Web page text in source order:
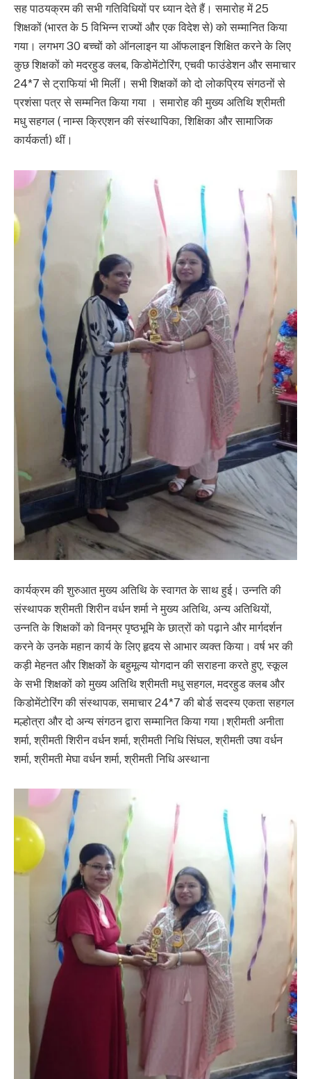
सह पाठयक्रम की सभी गतिविधियों पर ध्यान देते हैं। समारोह में 25
शिक्षकों (भारत के 5 विभिन्न राज्यों और एक विदेश से) को सम्मानित किया
गया। लगभग 30 बच्चों को ऑनलाइन या ऑफलाइन शिक्षित करने के लिए
कुछ शिक्षकों को मदरहुड क्लब, किडोमेंटोरिंग, एचवी फाउंडेशन और समाचार
24*7 से ट्राफियां भी मिलीं। सभी शिक्षकों को दो लोकप्रिय संगठनों से
प्रशंसा पत्र से सम्मनित किया गया । समारोह की मुख्य अतिथि श्रीमती
मधु सहगल ( नाम्स क्रिएशन की संस्थापिका, शिक्षिका और सामाजिक
कार्यकर्ता) थीं।
कार्यक्रम की शुरुआत मुख्य अतिथि के स्वागत के साथ हुई। उन्नति की
संस्थापक श्रीमती शिरीन वर्धन शर्मा ने मुख्य अतिथि, अन्य अतिथियों,
उन्नति के शिक्षकों को विनम्र पृष्ठभूमि के छात्रों को पढ़ाने और मार्गदर्शन
करने के उनके महान कार्य के लिए हृदय से आभार व्यक्त किया। वर्ष भर की
कड़ी मेहनत और शिक्षकों के बहुमूल्य योगदान की सराहना करते हुए, स्कूल
के सभी शिक्षकों को मुख्य अतिथि श्रीमती मधु सहगल, मदरहुड क्लब और
किडोमेंटोरिंग की संस्थापक, समाचार 24*7 की बोर्ड सदस्य एकता सहगल
मल्होत्रा और दो अन्य संगठन द्वारा सम्मानित किया गया।श्रीमती अनीता
शर्मा, श्रीमती शिरीन वर्धन शर्मा, श्रीमती निधि सिंघल, श्रीमती उषा वर्धन
शर्मा, श्रीमती मेघा वर्धन शर्मा, श्रीमती निधि अस्थाना